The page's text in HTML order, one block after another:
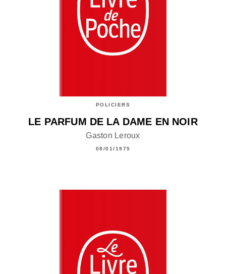
POLICIERS
LE PARFUM DE LA DAME EN NOIR
Gaston Leroux
08/01/1975